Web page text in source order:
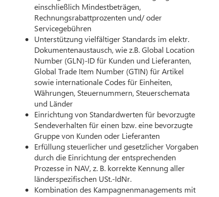
einschließlich Mindestbeträgen,
Rechnungsrabattprozenten und/ oder
Servicegebühren
Unterstützung vielfältiger Standards im elektr.
Dokumentenaustausch, wie z.B. Global Location
Number (GLN)-ID für Kunden und Lieferanten,
Global Trade Item Number (GTIN) für Artikel
sowie internationale Codes für Einheiten,
Währungen, Steuernummern, Steuerschemata
und Länder
Einrichtung von Standardwerten für bevorzugte
Sendeverhalten für einen bzw. eine bevorzugte
Gruppe von Kunden oder Lieferanten
Erfüllung steuerlicher und gesetzlicher Vorgaben
durch die Einrichtung der entsprechenden
Prozesse in NAV, z. B. korrekte Kennung aller
länderspezifischen USt.-IdNr.
Kombination des Kampagnenmanagements mit